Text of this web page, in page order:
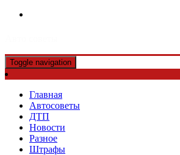
Toggle navigation
Главная
Автосоветы
ДТП
Новости
Разное
Штрафы